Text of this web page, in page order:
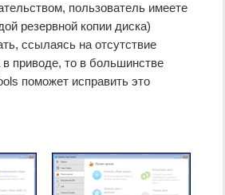
пользователь имеете
резервной копии диска)
ссылаясь на отсутствие
в приводе, то в большинстве
поможет исправить это